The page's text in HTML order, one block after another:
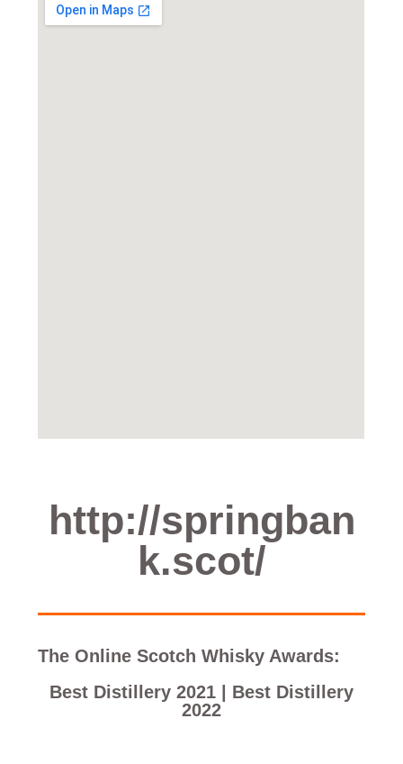
http://springban
k.scot/
The Online Scotch Whisky Awards:
Best Distillery 2021 | Best Distillery
2022